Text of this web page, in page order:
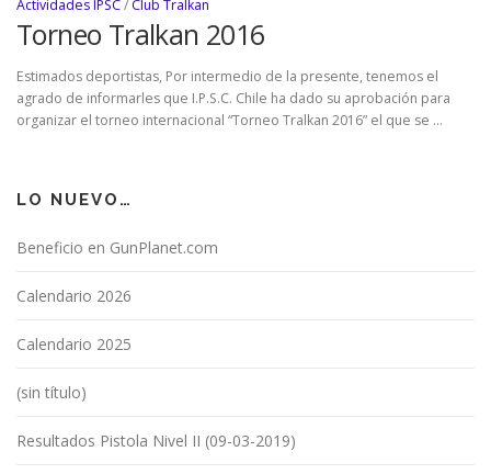
Actividades IPSC/Club Tralkan
Torneo Tralkan 2016
Estimados deportistas, Por intermedio de la presente, tenemos el
agrado de informarles que I.P.S.C. Chile ha dado su aprobación para
organizar el torneo internacional “Torneo Tralkan 2016” el que se …
LO NUEVO…
Beneficio en GunPlanet.com
Calendario 2026
Calendario 2025
(sin título)
Resultados Pistola Nivel II (09-03-2019)